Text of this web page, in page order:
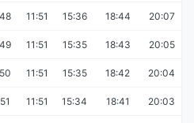
11:51 15:36 18:44 20:07
11:51 15:35 18:43 20:05
11:51 15:35 18:42 20:04
11:51 15:34 18:41 20:03